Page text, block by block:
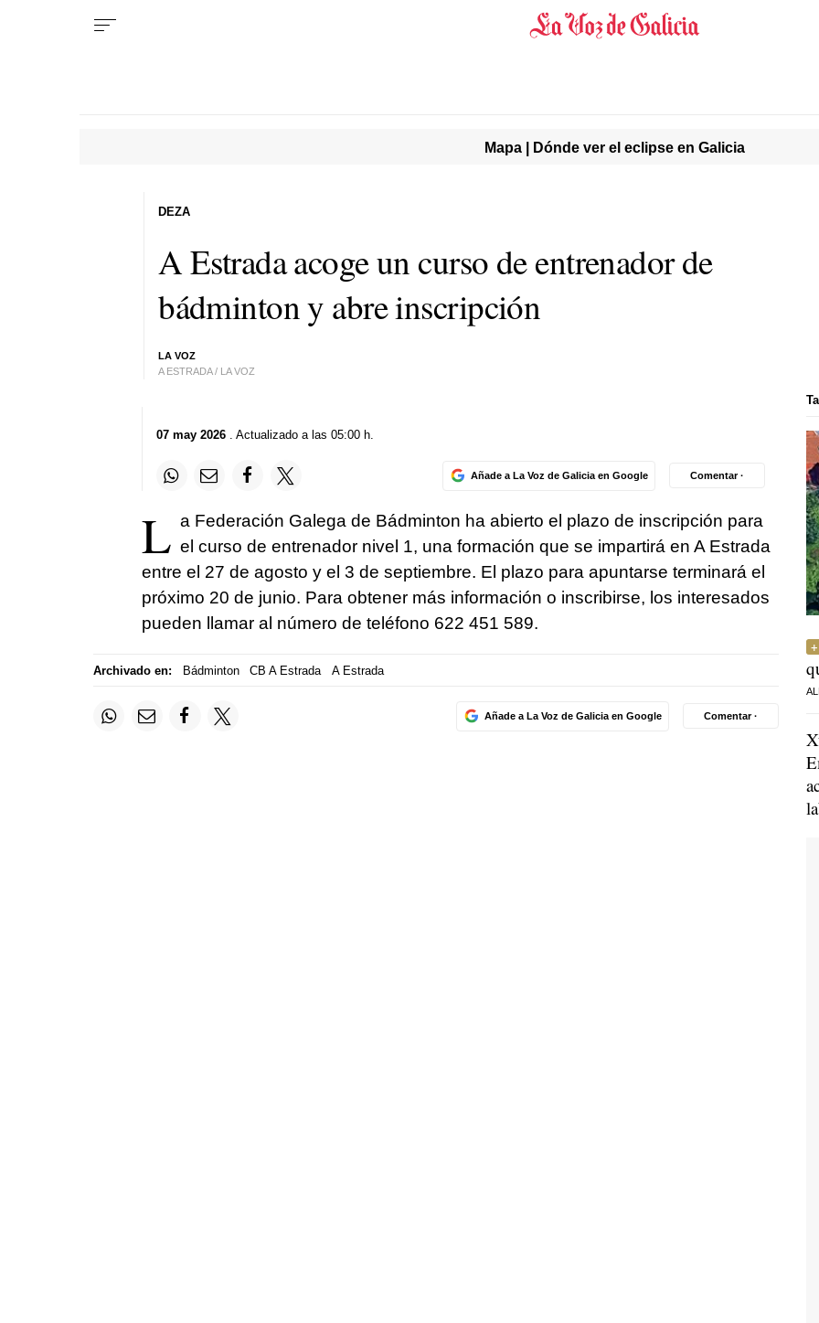
Mapa | Dónde ver el eclipse en Galicia
A Estrada acoge un curso de entrenador de
bádminton y abre inscripción
LA VOZ
A ESTRADA / LA VOZ
DEZA
07 may 2026. Actualizado a las 05:00 h.
Añade a La Voz de Galicia en Google Comentar ·
L a Federación Galega de Bádminton ha abierto el plazo de inscripción para
el curso de entrenador nivel 1, una formación que se impartirá en A Estrada
entre el 27 de agosto y el 3 de septiembre. El plazo para apuntarse terminará el
próximo 20 de junio. Para obtener más información o inscribirse, los interesados
pueden llamar al número de teléfono 622 451 589.
Archivado en: Bádminton CB A Estrada A Estrada
Añade a La Voz de Galicia en Google Comentar ·